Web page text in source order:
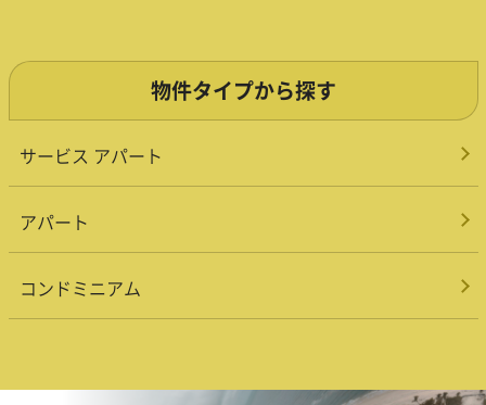
物件タイプから探す
サービス アパート
アパート
コンドミニアム